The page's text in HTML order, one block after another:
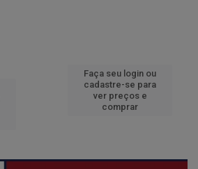
Faça seu login ou
cadastre-se para
ver preços e
comprar